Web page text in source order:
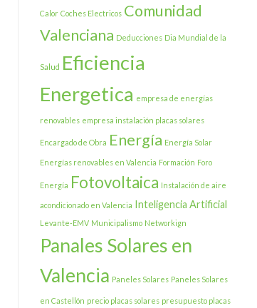
Calor Coches Electricos Comunidad
Valenciana Deducciones Dia Mundial de la
Salud Eficiencia
Energetica empresa de energías
renovables empresa instalación placas solares
Encargado de Obra Energía Energía Solar
Energías renovables en Valencia Formación Foro
Energía Fotovoltaica Instalación de aire
acondicionado en Valencia Inteligencia Artificial
Levante-EMV Municipalismo Networkign
Panales Solares en
Valencia Paneles Solares Paneles Solares
en Castellón precio placas solares presupuesto placas